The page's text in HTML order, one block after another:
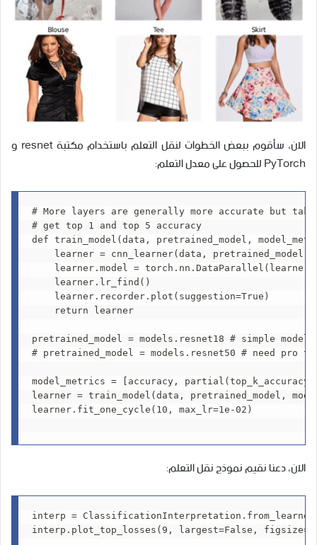
الآن، سأقوم ببعض الخطوات لنقل التعلم باستخدام مكتبة resnet و
PyTorch للحصول على معدل التعلم:
# More layers are generally more accurate but
# get top 1 and top 5 accuracy
def train_model(data, pretrained_model,
learner = cnn_learner(data, pretrained_model,
learner.model =
    learner.lr_find()
    learner.recorder.plot(suggestion=True)
    return learner
pretrained_model = models.resnet18 # simple
# pretrained_model = models.resnet50 # need pro
model_metrics = [accuracy,
learner = train_model(data, pretrained_model,
learner.fit_one_cycle(10, max_lr=1e-02)
الآن، دعنا نقيم نموذج نقل التعلم:
interp =
interp.plot_top_losses(9, largest=False,